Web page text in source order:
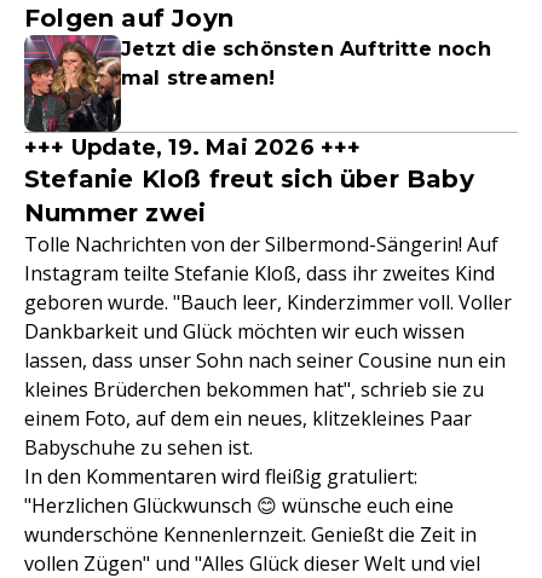
Folgen auf Joyn
Jetzt die schönsten Auftritte noch
mal streamen!
+++ Update, 19. Mai 2026 +++
Stefanie Kloß freut sich über Baby
Nummer zwei
Tolle Nachrichten von der Silbermond-Sängerin! Auf
Instagram teilte Stefanie Kloß, dass ihr zweites Kind
geboren wurde. "Bauch leer, Kinderzimmer voll. Voller
Dankbarkeit und Glück möchten wir euch wissen
lassen, dass unser Sohn nach seiner Cousine nun ein
kleines Brüderchen bekommen hat", schrieb sie zu
einem Foto, auf dem ein neues, klitzekleines Paar
Babyschuhe zu sehen ist.
In den Kommentaren wird fleißig gratuliert:
"Herzlichen Glückwunsch 😊 wünsche euch eine
wunderschöne Kennenlernzeit. Genießt die Zeit in
vollen Zügen" und "Alles Glück dieser Welt und viel